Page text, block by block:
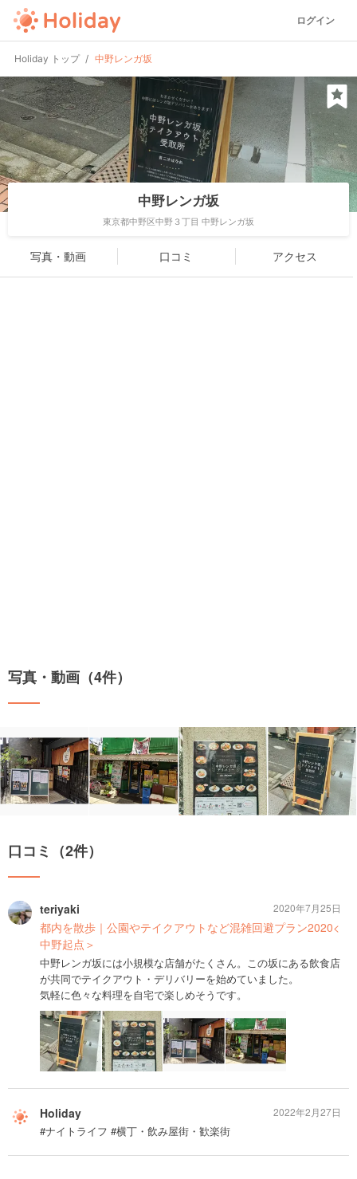
ログイン
Holiday トップ 中野レンガ坂
中野レンガ坂
東京都中野区中野３丁目 中野レンガ坂
写真・動画 口コミ アクセス
写真・動画（4件）
口コミ（2件）
teriyaki
都内を散歩｜公園やテイクアウトなど混雑回避プラン2020<
中野起点＞
中野レンガ坂には小規模な店舗がたくさん。この坂にある飲食店
が共同でテイクアウト・デリバリーを始めていました。
気軽に色々な料理を自宅で楽しめそうです。
2020年7月25日
Holiday
#ナイトライフ #横丁・飲み屋街・歓楽街
2022年2月27日